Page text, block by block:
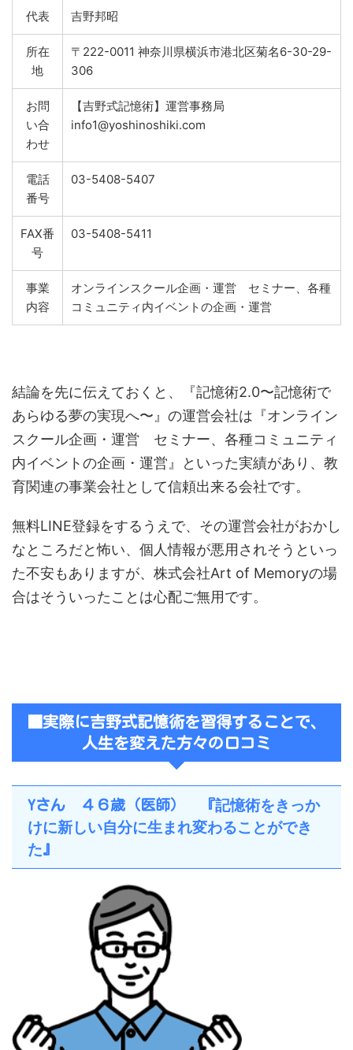
代表 吉野邦昭
所在
地
〒222-0011 神奈川県横浜市港北区菊名6-30-29-
306
お問
い合
わせ
【吉野式記憶術】運営事務局
info1@yoshinoshiki.com
電話
番号
03-5408-5407
FAX番
号
03-5408-5411
事業
内容
オンラインスクール企画・運営 セミナー、各種
コミュニティ内イベントの企画・運営
結論を先に伝えておくと、『記憶術2.0〜記憶術で
あらゆる夢の実現へ〜』の運営会社は『オンライン
スクール企画・運営 セミナー、各種コミュニティ
内イベントの企画・運営』といった実績があり、教
育関連の事業会社として信頼出来る会社です。
無料LINE登録をするうえで、その運営会社がおかし
なところだと怖い、個人情報が悪用されそうといっ
た不安もありますが、株式会社Art of Memoryの場
合はそういったことは心配ご無用です。
■実際に吉野式記憶術を習得することで、
人生を変えた方々の口コミ
Yさん ４６歳（医師） 『記憶術をきっか
けに新しい自分に生まれ変わることができ
た』